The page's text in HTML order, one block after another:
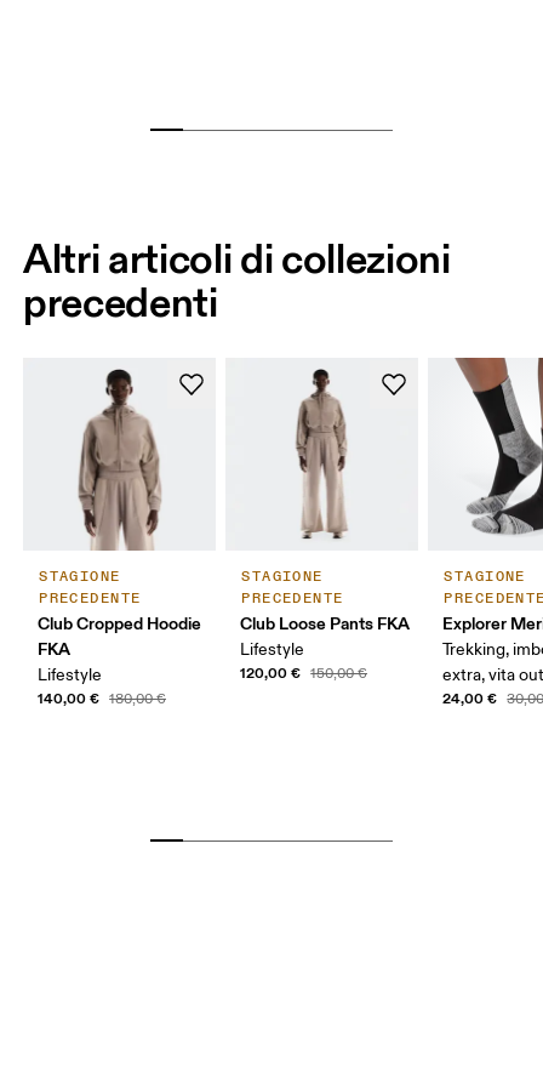
Altri articoli di collezioni
precedenti
STAGIONE
PRECEDENTE
Club Cropped Hoodie
FKA
Lifestyle
140,00 € 180,00 €
STAGIONE
PRECEDENTE
Club Loose Pants FKA
Lifestyle
120,00 € 150,00 €
STAGIONE
Explorer
Trekking,
extra, vita
24,00 €